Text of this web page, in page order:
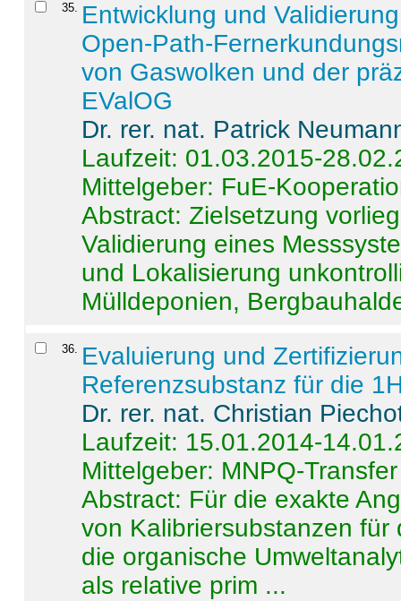
35. Entwicklung und
Open-Path-
von Gaswolken und der
EValOG
Dr. rer. nat. Patrick
Laufzeit: 01.03.2015-
Mittelgeber: FuE-
Abstract:Zielsetzung
Validierung eines
und Lokalisierung
Mülldeponien,
36. Evaluierung und
Referenzsubstanz für die
Dr. rer. nat. Christian
Laufzeit: 15.01.2014-
Mittelgeber: MNPQ-Transfer
Abstract: Für die exakte
von Kalibriersubstanzen
die organische
als relative prim ...